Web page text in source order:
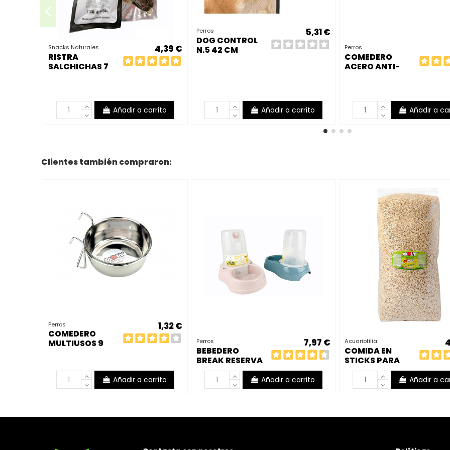
Snacks Naturales
RISTRA
SALCHICHAS 7
CEREALES
4,39 €
Añadir a carrito
Perros
DOG CONTROL
N.5 42 CM
5,31 €
Añadir a carrito
Perros
COMEDERO
ACERO ANTI-
Añadir a
Clientes también compraron:
Perros
COMEDERO
MULTIUSOS 9
1,32 €
Añadir a carrito
Perros
BEBEDERO
BREAK RESERVA
1,5 L
7,97 €
Añadir a carrito
Acuariofilia
COMIDA EN
STICKS PARA
PECES DE
ESTANQUE 5
KILOS
Añadir a